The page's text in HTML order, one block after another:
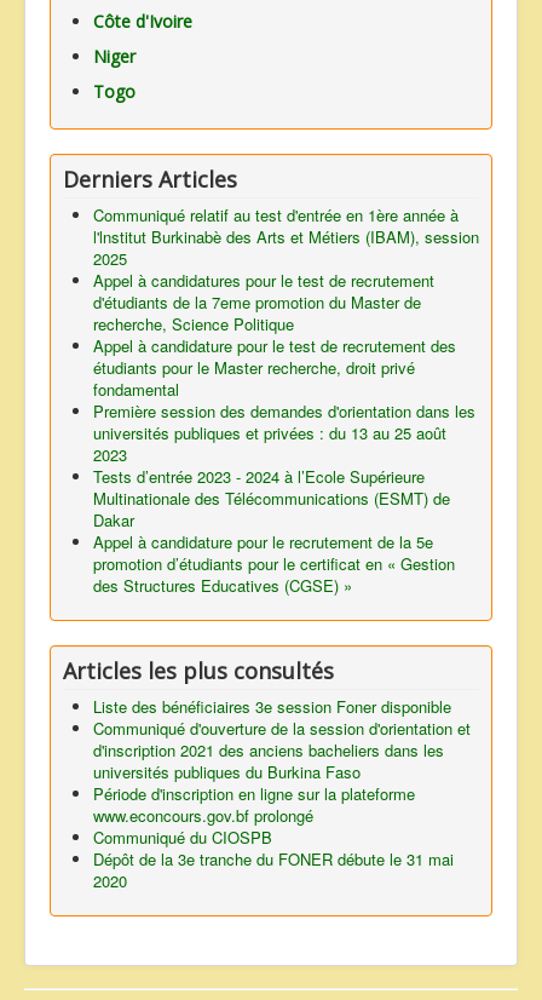
Côte d'Ivoire
Niger
Togo
Derniers Articles
Communiqué relatif au test d'entrée en 1ère année à
l'lnstitut Burkinabè des Arts et Métiers (IBAM), session
2025
Appel à candidatures pour le test de recrutement
d'étudiants de la 7eme promotion du Master de
recherche, Science Politique
Appel à candidature pour le test de recrutement des
étudiants pour le Master recherche, droit privé
fondamental
Première session des demandes d'orientation dans les
universités publiques et privées : du 13 au 25 août
2023
Tests d’entrée 2023 - 2024 à l’Ecole Supérieure
Multinationale des Télécommunications (ESMT) de
Dakar
Appel à candidature pour le recrutement de la 5e
promotion d’étudiants pour le certificat en « Gestion
des Structures Educatives (CGSE) »
Articles les plus consultés
Liste des bénéficiaires 3e session Foner disponible
Communiqué d'ouverture de la session d'orientation et
d'inscription 2021 des anciens bacheliers dans les
universités publiques du Burkina Faso
Période d'inscription en ligne sur la plateforme
www.econcours.gov.bf prolongé
Communiqué du CIOSPB
Dépôt de la 3e tranche du FONER débute le 31 mai
2020